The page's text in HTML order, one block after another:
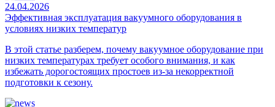
24.04.2026
Эффективная эксплуатация вакуумного оборудования в
условиях низких температур
В этой статье разберем, почему вакуумное оборудование при
низких температурах требует особого внимания, и как
избежать дорогостоящих простоев из-за некорректной
подготовки к сезону.